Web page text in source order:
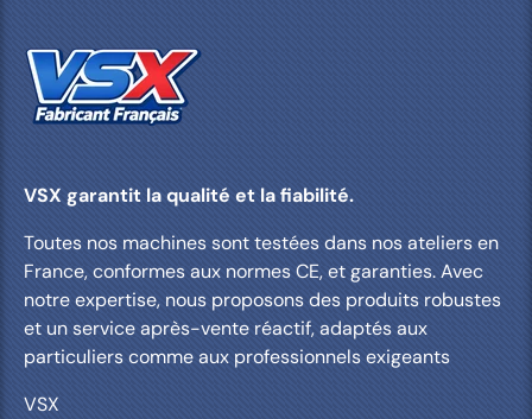
VSX garantit la qualité et la fiabilité.
Toutes nos machines sont testées dans nos ateliers en
France, conformes aux normes CE, et garanties. Avec
notre expertise, nous proposons des produits robustes
et un service après-vente réactif, adaptés aux
particuliers comme aux professionnels exigeants
VSX